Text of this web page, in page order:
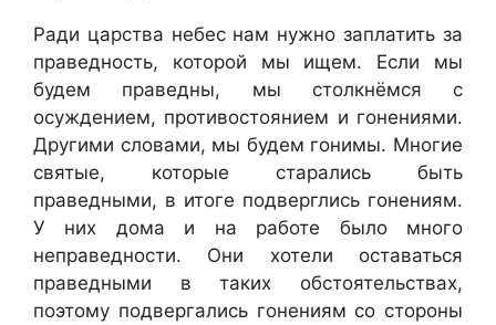
Ради царства небес нам нужно заплатить за
праведность, которой мы ищем. Если мы
будем праведны, мы столкнёмся с
осуждением, противостоянием и гонениями.
Другими словами, мы будем гонимы. Многие
святые, которые старались быть
праведными, в итоге подверглись гонениям.
У них дома и на работе было много
неправедности. Они хотели оставаться
праведными в таких обстоятельствах,
поэтому подвергались гонениям со стороны